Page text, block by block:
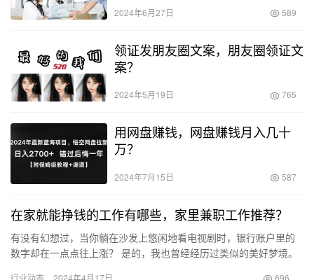
2024年6月27日 589
领证发朋友圈文案，朋友圈领证文
案？
2024年5月19日 765
用网盘赚钱，网盘赚钱月入几十
万？
2024年7月15日 587
在家就能挣钱的工作有哪些，家里兼职工作推荐？
有没有幻想过，当你躺在沙发上悠闲地看电视剧时，银行账户里的
数字却在一点点往上涨？ 是的，我也曾经经历过类似的美好梦境。
行业动态 2024年4月17日 696